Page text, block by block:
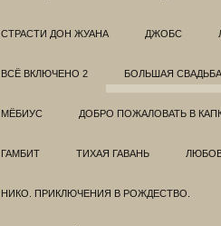
СТРАСТИ ДОН ЖУАНА ДЖОБС
ВСЁ ВКЛЮЧЕНО 2 БОЛЬШАЯ СВАДЬБА
МЁБИУС ДОБРО ПОЖАЛОВАТЬ В
ГАМБИТ ТИХАЯ ГАВАНЬ
НИКО. ПРИКЛЮЧЕНИЯ В РОЖДЕСТВО.